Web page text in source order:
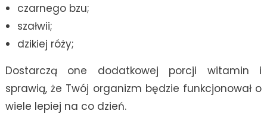
czarnego bzu;
szałwii;
dzikiej róży;
Dostarczą one dodatkowej porcji witamin i
sprawią, że Twój organizm będzie funkcjonował o
wiele lepiej na co dzień.